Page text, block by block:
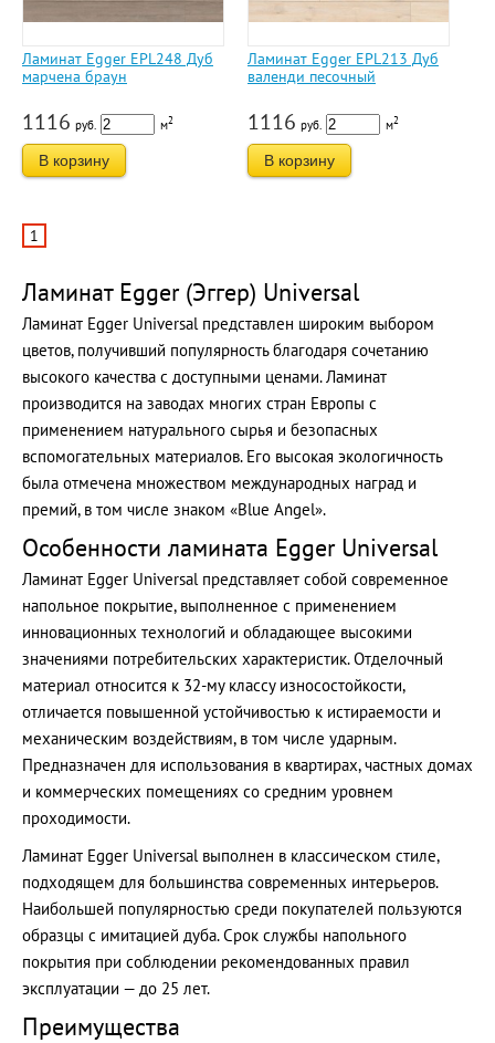
Ламинат Egger EPL248 Дуб
марчена браун
1116 руб. м2
В корзину
Ламинат Egger EPL213 Дуб
валенди песочный
1116 руб. м2
В корзину
1
Ламинат Egger (Эггер) Universal
Ламинат Egger Universal представлен широким выбором
цветов, получивший популярность благодаря сочетанию
высокого качества с доступными ценами. Ламинат
производится на заводах многих стран Европы с
применением натурального сырья и безопасных
вспомогательных материалов. Его высокая экологичность
была отмечена множеством международных наград и
премий, в том числе знаком «Blue Angel».
Особенности ламината Egger Universal
Ламинат Egger Universal представляет собой современное
напольное покрытие, выполненное с применением
инновационных технологий и обладающее высокими
значениями потребительских характеристик. Отделочный
материал относится к 32-му классу износостойкости,
отличается повышенной устойчивостью к истираемости и
механическим воздействиям, в том числе ударным.
Предназначен для использования в квартирах, частных домах
и коммерческих помещениях со средним уровнем
проходимости.
Ламинат Egger Universal выполнен в классическом стиле,
подходящем для большинства современных интерьеров.
Наибольшей популярностью среди покупателей пользуются
образцы с имитацией дуба. Срок службы напольного
покрытия при соблюдении рекомендованных правил
эксплуатации — до 25 лет.
Преимущества